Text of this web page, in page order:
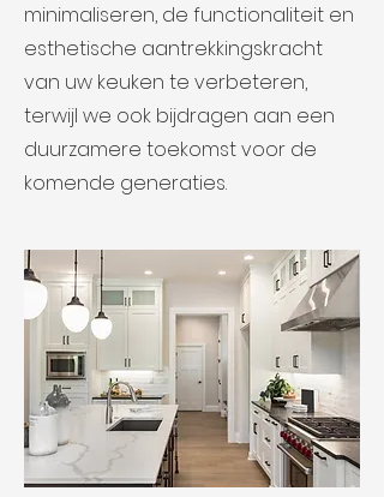
minimaliseren, de functionaliteit en
esthetische aantrekkingskracht
van uw keuken te verbeteren,
terwijl we ook bijdragen aan een
duurzamere toekomst voor de
komende generaties.